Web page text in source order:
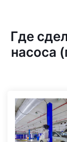
Где
насоса